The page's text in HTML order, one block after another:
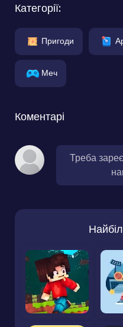
Категорії:
Пригоди
Меч
Коментарі
Треба